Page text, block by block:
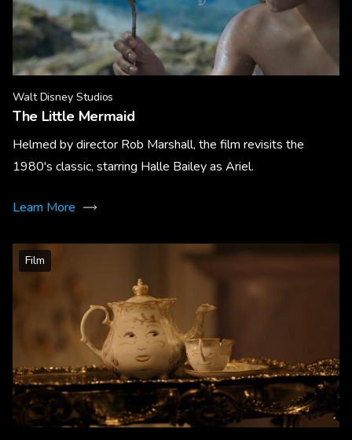
Walt Disney Studios
The Little Mermaid
Helmed by director Rob Marshall, the film revisits the
1980's classic, starring Halle Bailey as Ariel.
Learn More
Film